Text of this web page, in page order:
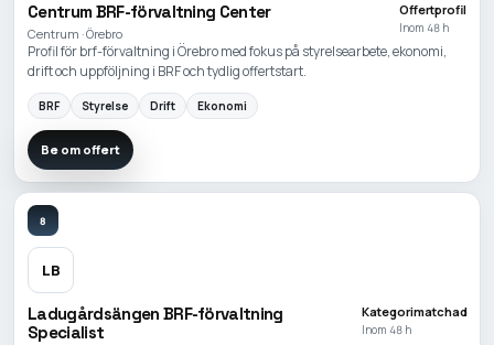
Centrum BRF-förvaltning Center
Centrum · Örebro
Offertprofil
Inom 48 h
Profil för brf-förvaltning i Örebro med fokus på styrelsearbete, ekonomi,
drift och uppföljning i BRF och tydlig offertstart.
BRF Styrelse Drift Ekonomi
Be om offert
8
LB
Ladugårdsängen BRF-förvaltning
Specialist
Kategorimatchad
Inom 48 h